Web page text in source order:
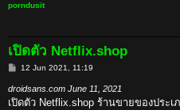
porndusit
เปิดตัว Netflix.shop
P
s
12 Jun 2021, 11:19
droidsans.com June 11, 2021
เปิดตัว Netflix.shop ร้านขายของประ